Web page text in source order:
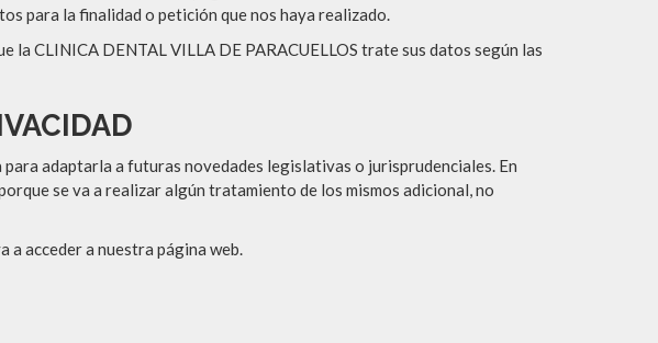
para la finalidad o petición que nos haya realizado.
la CLINICA DENTAL VILLA DE PARACUELLOS trate sus datos según las
adaptarla a futuras novedades legislativas o jurisprudenciales. En
se va a realizar algún tratamiento de los mismos adicional, no
a acceder a nuestra página web.